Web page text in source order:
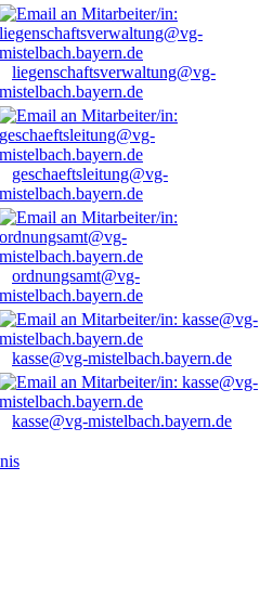
liegenschaftsverwaltung@vg-
mistelbach.bayern.de
geschaeftsleitung@vg-
mistelbach.bayern.de
ordnungsamt@vg-
mistelbach.bayern.de
kasse@vg-mistelbach.bayern.de
kasse@vg-mistelbach.bayern.de